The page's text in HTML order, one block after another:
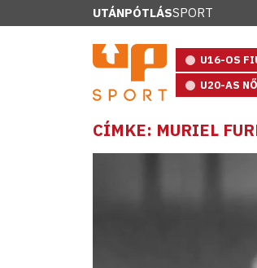
UTÁNPÓTLÁSSPORT
U16-OS
U20-AS
CÍMKE: MURIEL